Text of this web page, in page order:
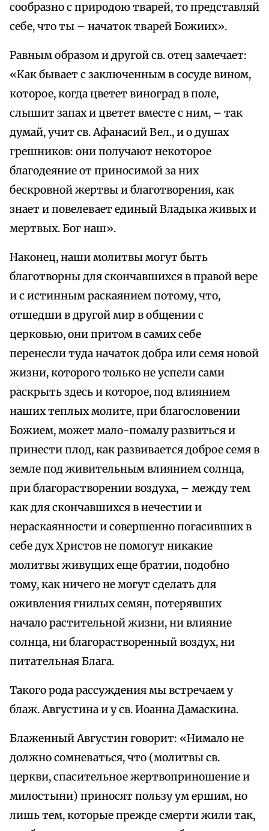
сообразно с природою тварей, то представляй
себе, что ты – начаток тварей Божиих».
Равным образом и другой св. отец замечает:
«Как бывает с заключенным в сосуде вином,
которое, когда цветет виноград в поле,
слышит запах и цветет вместе с ним, – так
думай, учит св. Афанасий Вел., и о душах
грешников: они получают некоторое
благодеяние от приносимой за них
бескровной жертвы и благотворения, как
знает и повелевает единый Владыка живых и
мертвых. Бог наш».
Наконец, наши молитвы могут быть
благотворны для скончавшихся в правой вере
и с истинным раскаянием потому, что,
отшедши в другой мир в общении с
церковью, они притом в самих себе
перенесли туда начаток добра или семя новой
жизни, которого только не успели сами
раскрыть здесь и которое, под влиянием
наших теплых молите, при благословении
Божием, может мало-помалу развиться и
принести плод, как развивается доброе семя в
земле под живительным влиянием солнца,
при благорастворении воздуха, – между тем
как для скончавшихся в нечестии и
нераскаянности и совершенно погасивших в
себе дух Христов не помогут никакие
молитвы живущих еще братии, подобно
тому, как ничего не могут сделать для
оживления гнилых семян, потерявших
начало растительной жизни, ни влияние
солнца, ни благорастворенный воздух, ни
питательная Блага.
Такого рода рассуждения мы встречаем у
блаж. Августина и у св. Иоанна Дамаскина.
Блаженный Августин говорит: «Нимало не
должно сомневаться, что (молитвы св.
церкви, спасительное жертвоприношение и
милостыни) приносят пользу ум ершим, но
лишь тем, которые прежде смерти жили так,